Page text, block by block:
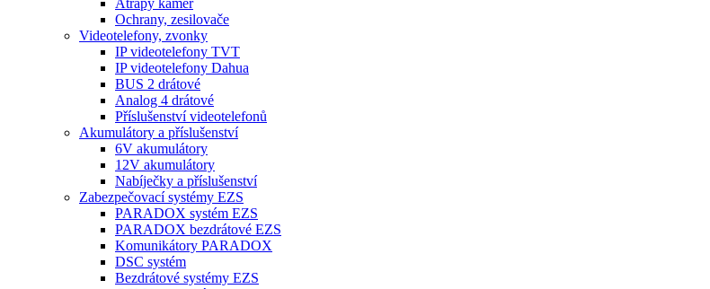
Atrapy kamer
Ochrany, zesilovače
Videotelefony, zvonky
IP videotelefony TVT
IP videotelefony Dahua
BUS 2 drátové
Analog 4 drátové
Příslušenství videotelefonů
Akumulátory a příslušenství
6V akumulátory
12V akumulátory
Nabíječky a příslušenství
Zabezpečovací systémy EZS
PARADOX systém EZS
PARADOX bezdrátové EZS
Komunikátory PARADOX
DSC systém
Bezdrátové systémy EZS